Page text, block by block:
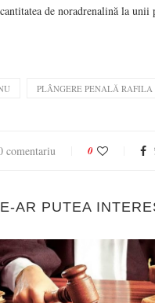
de noradrenalină la
PLÂNGERE PENALĂ RAFILA
comentariu 0
AR PUTEA